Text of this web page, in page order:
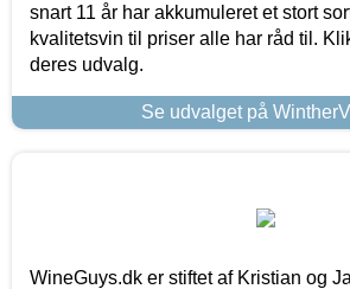
snart 11 år har akkumuleret et stort
kvalitetsvin til priser alle har råd til.
deres udvalg.
Se udvalget på
WineGuys.dk er stiftet af Kristian og